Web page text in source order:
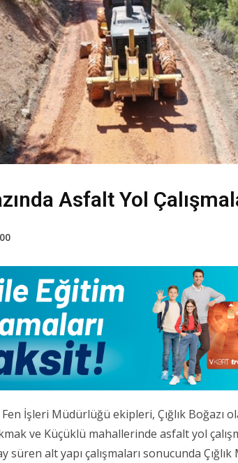
Asfalt Yol
İşleri Müdürlüğü ekipleri, Çığlık Boğazı
ve Küçüklü mahallerinde asfalt yol
süren alt yapı çalışmaları sonucunda